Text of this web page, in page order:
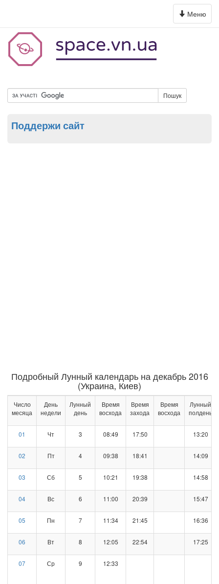
Toggle
navigation
Меню
Пошук
Поддержи сайт
Подробный Лунный календарь на декабрь 2016
(Украина, Киев)
Число
месяца
День
недели
Лунный
день
Время
восхода
Время
захода
Время
восхода
Лунный
полдень
01 Чт 3 08:49 17:50 13:20
02 Пт 4 09:38 18:41 14:09
03 Сб 5 10:21 19:38 14:58
04 Вс 6 11:00 20:39 15:47
05 Пн 7 11:34 21:45 16:36
06 Вт 8 12:05 22:54 17:25
07 Ср 9 12:33